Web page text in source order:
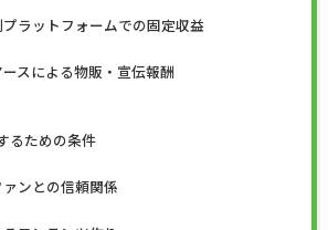
ラットフォームでの固定収益
スによる物販・宣伝報酬
るための条件
ンとの信頼関係